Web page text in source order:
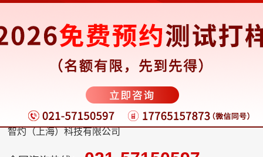
以技术领先赢得市场、靠优质服务回报用户
圣同智能机械设备（上海）有限公司
上海圣同激光设备（集团）有限公司
西安盛宏激光智能装备有限公司
上海成静实业发展有限公司
智灼（上海）科技有限公司